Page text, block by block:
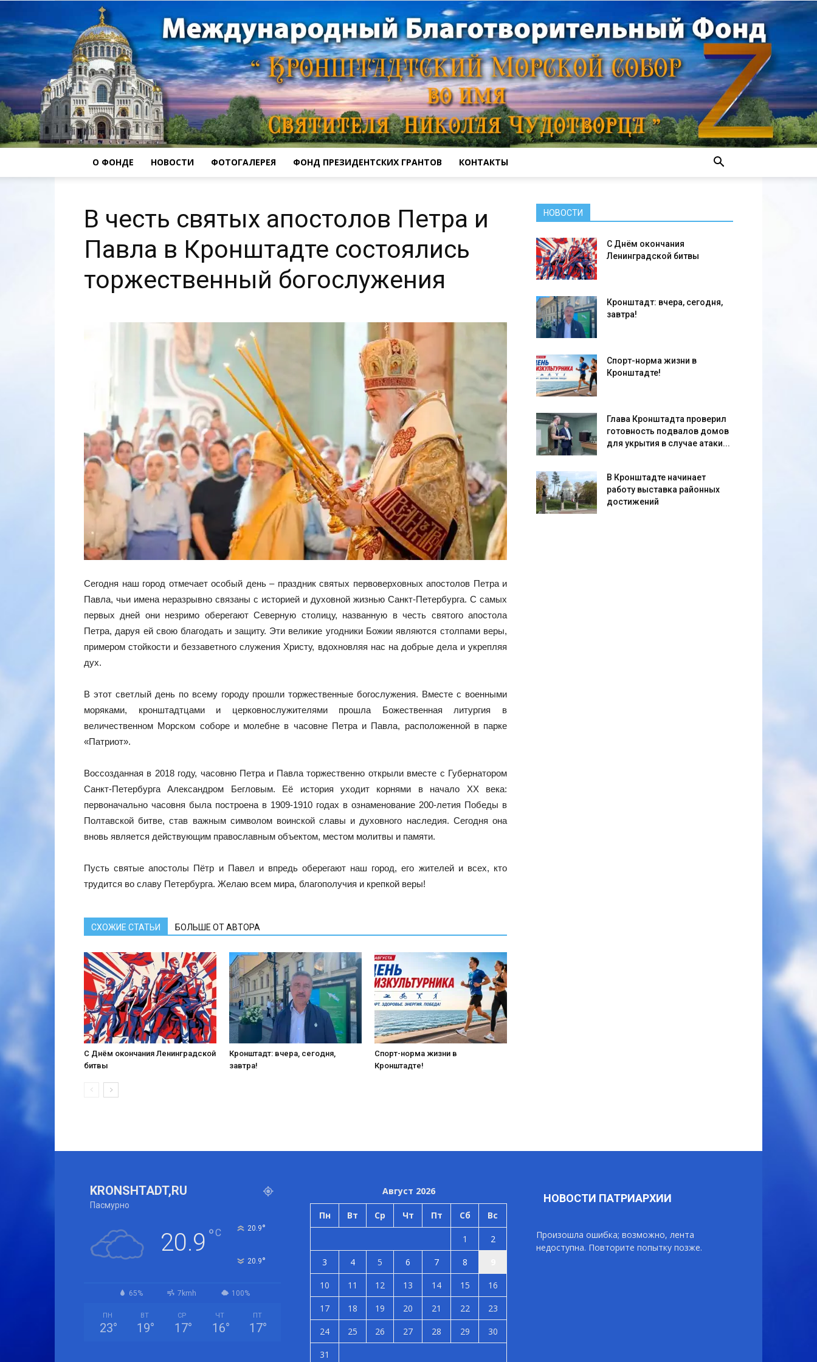
собор
О ФОНДЕ НОВОСТИ ФОТОГАЛЕРЕЯ ФОНД ПРЕЗИДЕНТСКИХ ГРАНТОВ КОНТАКТЫ
В честь святых апостолов Петра и
Павла в Кронштадте состоялись
торжественный богослужения
Сегодня наш город отмечает особый день – праздник святых первоверховных апостолов Петра и
Павла, чьи имена неразрывно связаны с историей и духовной жизнью Санкт-Петербурга. С самых
первых дней они незримо оберегают Северную столицу, названную в честь святого апостола
Петра, даруя ей свою благодать и защиту. Эти великие угодники Божии являются столпами веры,
примером стойкости и беззаветного служения Христу, вдохновляя нас на добрые дела и укрепляя
дух.
В этот светлый день по всему городу прошли торжественные богослужения. Вместе с военными
моряками, кронштадтцами и церковнослужителями прошла Божественная литургия в
величественном Морском соборе и молебне в часовне Петра и Павла, расположенной в парке
«Патриот».
Воссозданная в 2018 году, часовню Петра и Павла торжественно открыли вместе с Губернатором
Санкт-Петербурга Александром Бегловым. Её история уходит корнями в начало XX века:
первоначально часовня была построена в 1909-1910 годах в ознаменование 200-летия Победы в
Полтавской битве, став важным символом воинской славы и духовного наследия. Сегодня она
вновь является действующим православным объектом, местом молитвы и памяти.
Пусть святые апостолы Пётр и Павел и впредь оберегают наш город, его жителей и всех, кто
трудится во славу Петербурга. Желаю всем мира, благополучия и крепкой веры!
СХОЖИЕ СТАТЬИ БОЛЬШЕ ОТ АВТОРА
С Днём окончания Ленинградской
битвы
Кронштадт: вчера, сегодня,
завтра!
Спорт-норма жизни в
Кронштадте!
НОВОСТИ
С Днём окончания
Ленинградской битвы
Кронштадт: вчера, сегодня,
завтра!
Спорт-норма жизни в
Кронштадте!
Глава Кронштадта проверил
готовность подвалов домов
для укрытия в случае атаки...
В Кронштадте начинает
работу выставка районных
достижений
KRONSHTADT,RU
Пасмурно
20.9 °C 20.9°
20.9°
65% 7kmh 100%
ПН
23°
ВТ
19°
СР
17°
ЧТ
16°
ПТ
17°
Август 2026
Пн Вт Ср Чт Пт Сб Вс
1
2
3
4 5 6 7 8
10
11 12 13 14 15
16
17
18 19 20 21 22
23
24
25 26 27 28 29
30
31
НОВОСТИ ПАТРИАРХИИ
Произошла ошибка; возможно, лента
недоступна. Повторите попытку позже.